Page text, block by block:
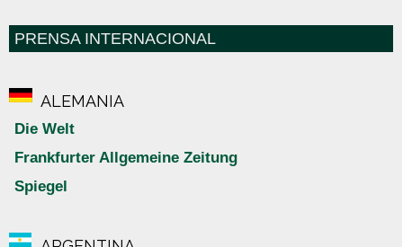
PRENSA INTERNACIONAL
ALEMANIA
Die Welt
Frankfurter Allgemeine Zeitung
Spiegel